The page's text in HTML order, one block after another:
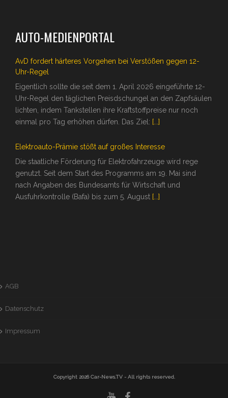
AUTO-MEDIENPORTAL
AvD fordert härteres Vorgehen bei Verstößen gegen 12-
Uhr-Regel
Eigentlich sollte die seit dem 1. April 2026 eingeführte 12-
Uhr-Regel den täglichen Preisdschungel an den Zapfsäulen
lichten, indem Tankstellen ihre Kraftstoffpreise nur noch
einmal pro Tag erhöhen dürfen. Das Ziel: [...]
Elektroauto-Prämie stößt auf großes Interesse
Die staatliche Förderung für Elektrofahrzeuge wird rege
genutzt. Seit dem Start des Programms am 19. Mai sind
nach Angaben des Bundesamts für Wirtschaft und
Ausfuhrkontrolle (Bafa) bis zum 5. August [...]
AGB
Datenschutz
Impressum
Copyright 2026Car-News.TV- All rights reserved.